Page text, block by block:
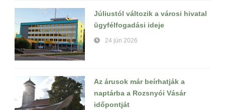
Júliustól változik a városi hivatal
ügyfélfogadási ideje
24 jún 2026
Az árusok már beírhatják a
naptárba a Rozsnyói Vásár
időpontját